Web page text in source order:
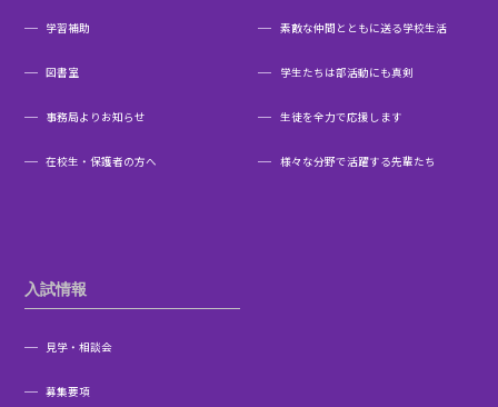
学習補助
図書室
事務局よりお知らせ
在校生・保護者の方へ
素敵な仲間とともに送る学校生活
学生たちは部活動にも真剣
生徒を全力で応援します
様々な分野で活躍する先輩たち
入試情報
見学・相談会
募集要項